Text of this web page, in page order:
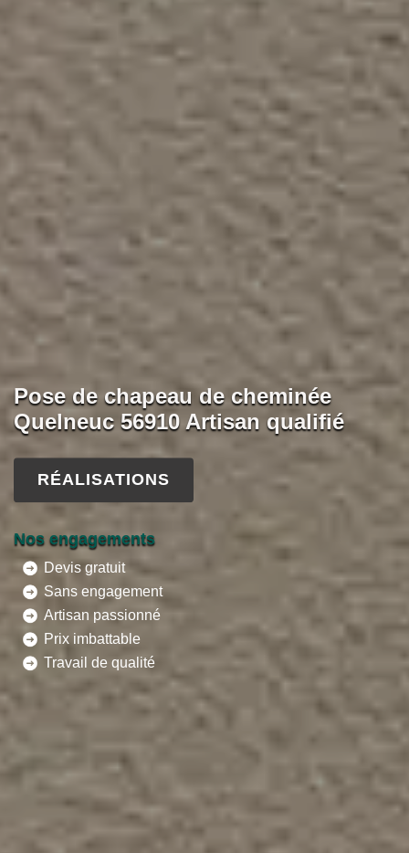
Pose de chapeau de cheminée
Quelneuc 56910 Artisan qualifié
RÉALISATIONS
Nos engagements
Devis gratuit
Sans engagement
Artisan passionné
Prix imbattable
Travail de qualité